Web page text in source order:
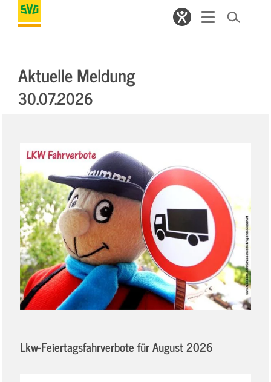
Aktuelle Meldung
30.07.2026
Lkw-Feiertagsfahrverbote für August 2026